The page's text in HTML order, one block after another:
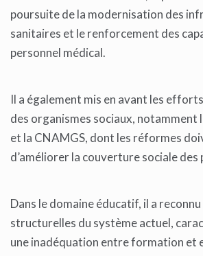
poursuite de la modernisation des
sanitaires et le renforcement des
personnel médical.
Il a également mis en avant les
des organismes sociaux, notamment
et la CNAMGS, dont les réformes
d’améliorer la couverture sociale des
Dans le domaine éducatif, il a
structurelles du système actuel,
une inadéquation entre formation et